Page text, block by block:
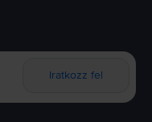
Iratkozz fel